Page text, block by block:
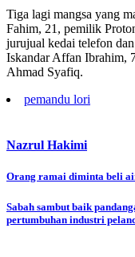
Tiga lagi mangsa yang
Fahim, 21, pemilik
jurujual kedai telefon
Iskandar Affan Ibrahim,
Ahmad Syafiq.
pemandu lori
Nazrul Hakimi
Post
navigation
Orang ramai diminta beli
Sabah sambut baik
pertumbuhan industri